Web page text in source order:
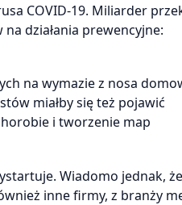
COVID-19. Miliarder
działania prewencyjne:
na wymazie z nosa
miałby się też pojawić
i tworzenie map
Wiadomo jednak,
inne firmy, z branży